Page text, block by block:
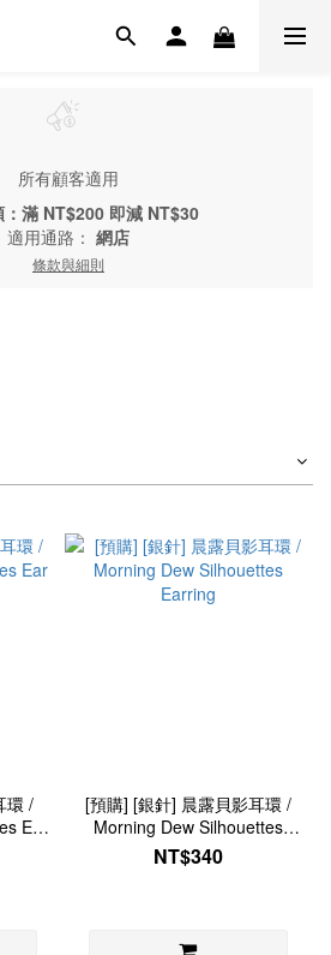
所有顧客適用
：滿 NT$200 即減 NT$30
適用通路： 網店
條款與細則
環 /
Ear
[預購] [銀針] 晨露貝影耳環 /
Morning Dew Silhouettes
Earring
NT$340